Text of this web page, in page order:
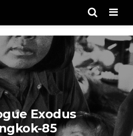
Exodus
85